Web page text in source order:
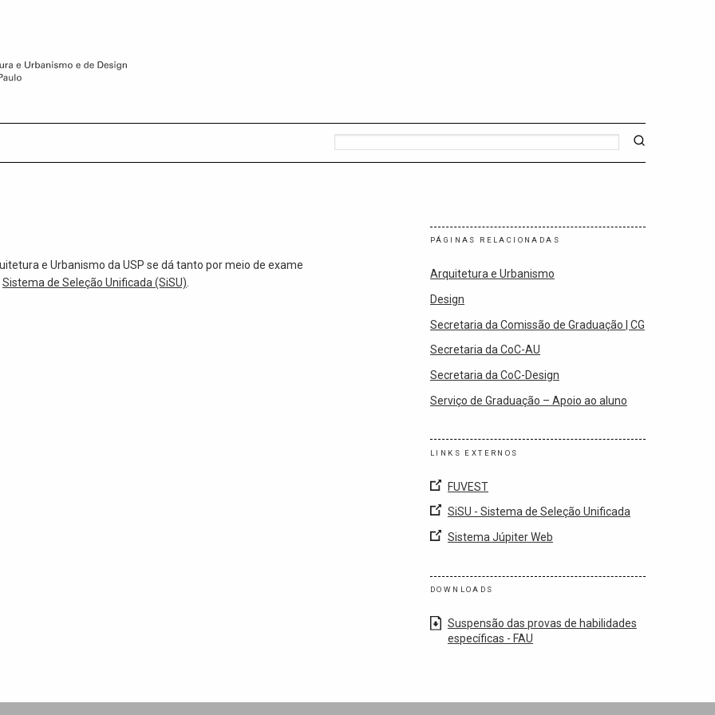
e Urbanismo da USP se dá tanto por meio de exame
Sistema de Seleção Unificada (SiSU)
PÁGINAS RELACIONADAS
Arquitetura e Urbanismo
Design
Secretaria da Comissão de Graduação | CG
Secretaria da CoC-AU
Secretaria da CoC-Design
Serviço de Graduação – Apoio ao aluno
LINKS EXTERNOS
FUVEST
SiSU - Sistema de Seleção Unificada
Sistema Júpiter Web
DOWNLOADS
Suspensão das provas de habilidades
específicas - FAU